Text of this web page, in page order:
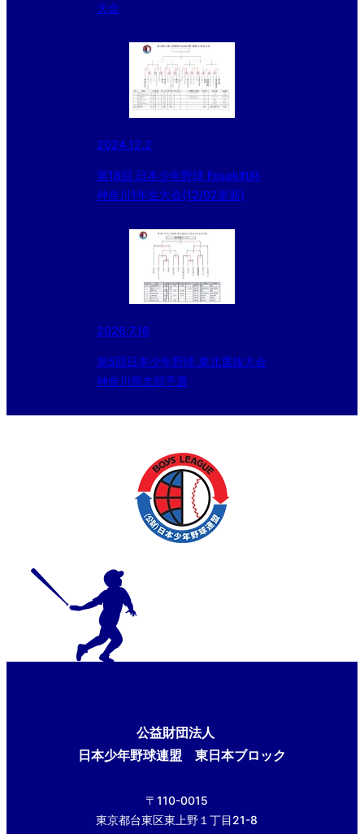
大会
2024.12.2
第18回 日本少年野球 Fosekift杯
神奈川1年生大会(12/02更新)
2026.7.16
第5回日本少年野球 東北選抜⼤会
神奈川県⽀部予選
公益財団法人
日本少年野球連盟 東日本ブロック
〒110-0015
東京都台東区東上野１丁目21-8